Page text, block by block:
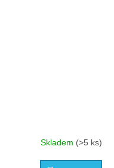
Skladem (>5 ks)